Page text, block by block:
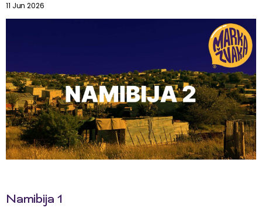
11 Jun 2026
Namibija 1